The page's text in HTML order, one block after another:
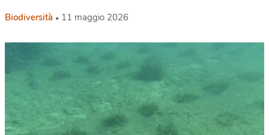
Biodiversità 11 maggio 2026